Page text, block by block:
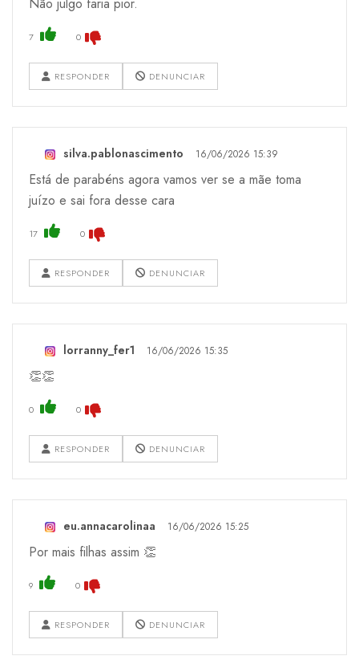
7 0
RESPONDER DENUNCIAR
silva.pablonascimento 16/06/2026 15:39
Está de parabéns agora vamos ver se a mãe toma
juízo e sai fora desse cara
17 0
RESPONDER DENUNCIAR
lorranny_fer1 16/06/2026 15:35
👏👏
0 0
RESPONDER DENUNCIAR
eu.annacarolinaa 16/06/2026 15:25
Por mais filhas assim 👏
9 0
RESPONDER DENUNCIAR